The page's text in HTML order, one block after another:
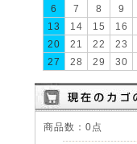
6
7 8 9
13
14 15 16
20
21 22 23
27
28 29 30
商品数：0点